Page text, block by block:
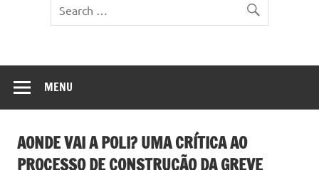
MENU
AONDE VAI A POLI? UMA CRÍTICA AO
PROCESSO DE CONSTRUÇÃO DA GREVE